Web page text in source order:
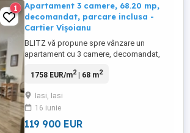
1
Apartament 3 camere, 68.20 mp,
decomandat, parcare inclusa -
Cartier Vișoianu
BLITZ vă propune spre vânzare un
apartament cu 3 camere, decomandat,
de 71 mp, amplasat la etajul 6 din 13 al
Locuința impresionează prin
compartimentarea modernă și
funcțională, beneficiind de living generos
1758 EUR/m2| 68 m2
Iasi, Iasi
16 iunie
119 900 EUR